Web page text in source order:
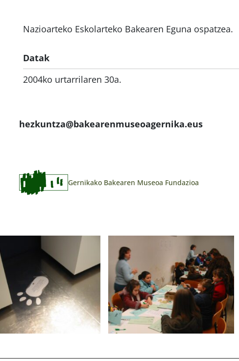
Nazioarteko Eskolarteko Bakearen Eguna ospatzea.
Datak
2004ko urtarrilaren 30a.
hezkuntza@bakearenmuseoagernika.eus
Gernikako Bakearen Museoa Fundazioa